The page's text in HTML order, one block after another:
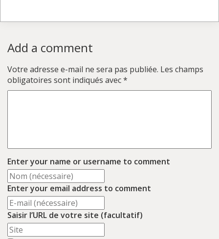
Add a comment
Votre adresse e-mail ne sera pas publiée. Les champs
obligatoires sont indiqués avec*
Enter your name or username to comment
Enter your email address to comment
Saisir l’URL de votre site (facultatif)